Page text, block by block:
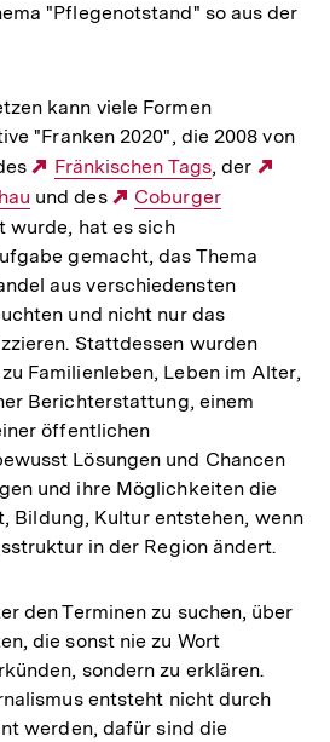
"Pflegenotstand" so aus der
kann viele Formen
"Franken 2020", die 2008 von
Externer
Link:
Fränkischen Tags, der
und des
Externer
Link:
Coburger
wurde, hat es sich
gemacht, das Thema
aus verschiedensten
und nicht nur das
Stattdessen wurden
Familienleben, Leben im Alter,
Berichterstattung, einem
öffentlichen
Lösungen und Chancen
und ihre Möglichkeiten die
Bildung, Kultur entstehen, wenn
in der Region ändert.
den Terminen zu suchen, über
die sonst nie zu Wort
sondern zu erklären.
entsteht nicht durch
werden, dafür sind die